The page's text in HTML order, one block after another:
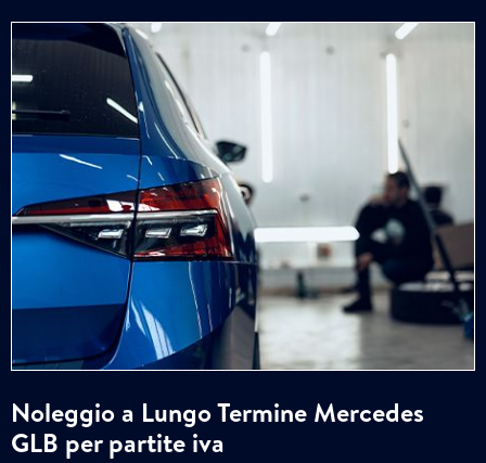
Noleggio a Lungo Termine Mercedes
GLB per partite iva